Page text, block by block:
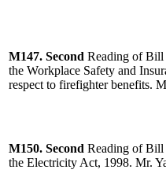
M147. Second Reading of Bill
the Workplace Safety and
respect to firefighter benefits.
M150. Second Reading of Bill
the Electricity Act, 1998. Mr.